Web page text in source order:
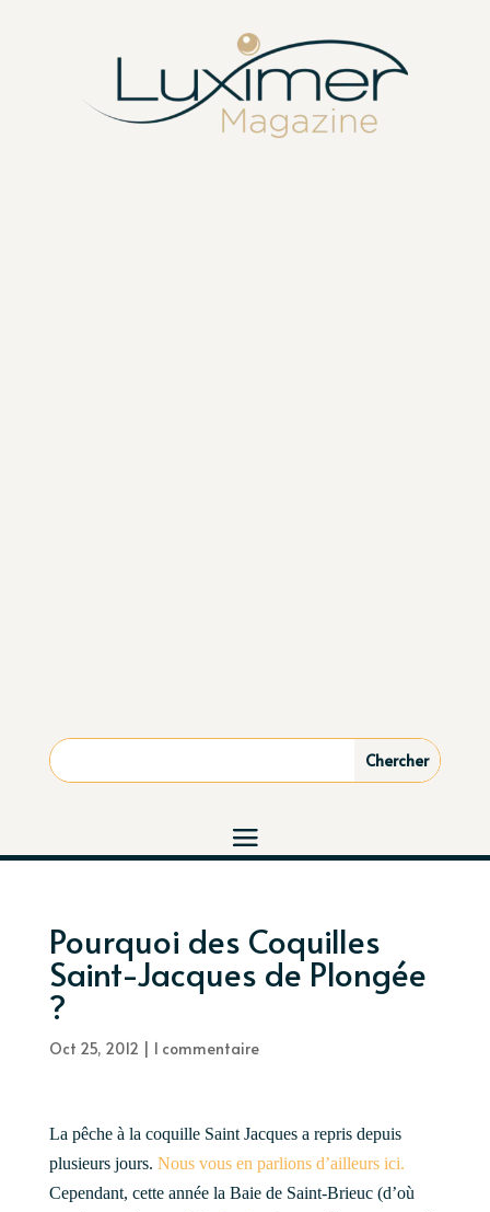
Pourquoi des Coquilles
Saint-Jacques de Plongée
?
Oct 25, 2012 | 1 commentaire
La pêche à la coquille Saint Jacques a repris depuis
plusieurs jours. Nous vous en parlions d’ailleurs ici.
Cependant, cette année la Baie de Saint-Brieuc (d’où